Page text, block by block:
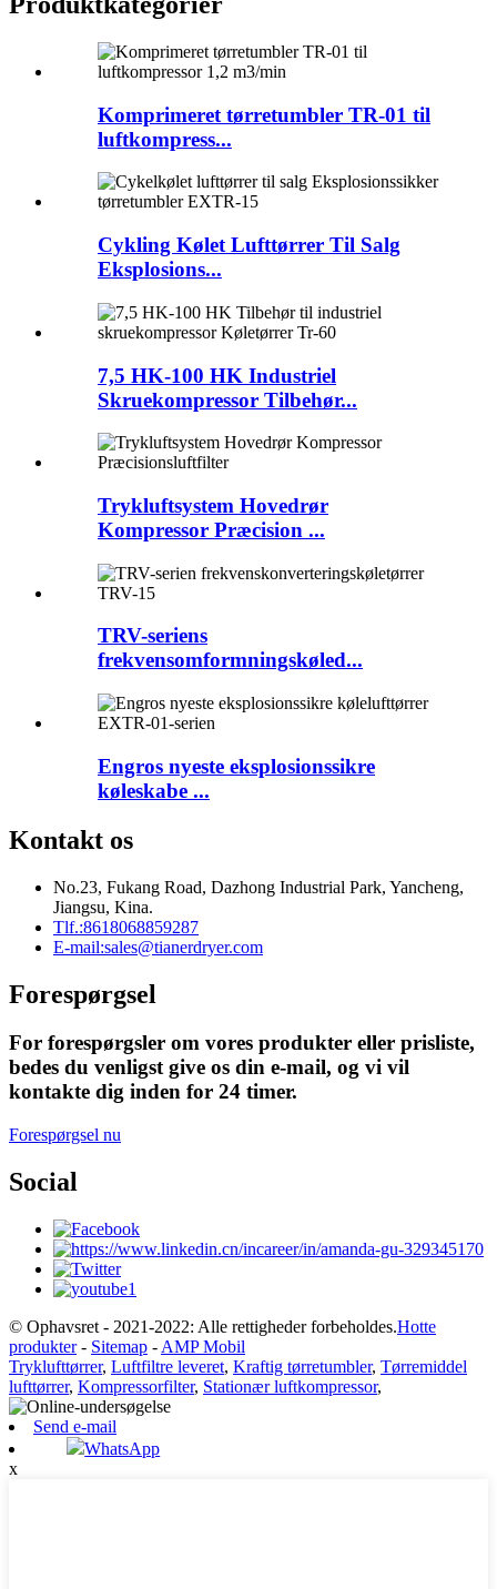
Komprimeret tørretumbler TR-01 til
luftkompress...
Cykling Kølet Lufttørrer Til Salg
Eksplosions...
7,5 HK-100 HK Industriel
Skruekompressor Tilbehør...
Trykluftsystem Hovedrør
Kompressor Præcision ...
TRV-seriens
frekvensomformningskøled...
Engros nyeste eksplosionssikre
køleskabe ...
Kontakt os
No.23, Fukang Road, Dazhong Industrial Park, Yancheng,
Jiangsu, Kina.
Tlf.:8618068859287
E-mail:sales@tianerdryer.com
Forespørgsel
For forespørgsler om vores produkter eller prisliste,
bedes du venligst give os din e-mail, og vi vil
kontakte dig inden for 24 timer.
Forespørgsel nu
Social
© Ophavsret - 2021-2022: Alle rettigheder forbeholdes.Hotte
produkter- Sitemap - AMP Mobil
Tryklufttørrer, Luftfiltre leveret, Kraftig tørretumbler, Tørremiddel
lufttørrer, Kompressorfilter, Stationær luftkompressor,
Send e-mail
WhatsApp
x